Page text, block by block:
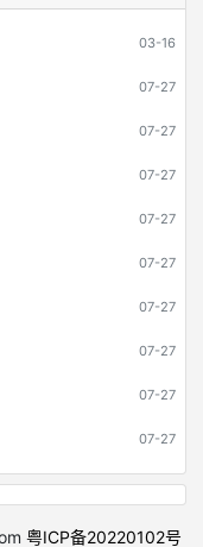
03-16
07-27
07-27
07-27
07-27
07-27
07-27
07-27
07-27
07-27
粤ICP备20220102号